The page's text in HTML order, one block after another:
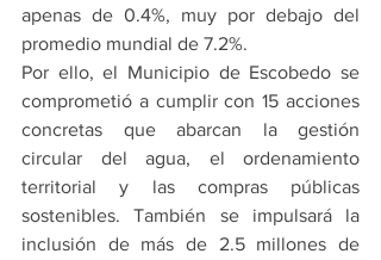
apenas de 0.4%, muy por debajo del
promedio mundial de 7.2%.
Por ello, el Municipio de Escobedo se
comprometió a cumplir con 15 acciones
concretas que abarcan la gestión
circular del agua, el ordenamiento
territorial y las compras públicas
sostenibles. También se impulsará la
inclusión de más de 2.5 millones de